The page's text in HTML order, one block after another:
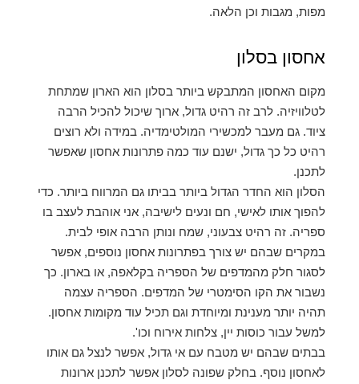
מפות, מגבות וכן הלאה.
אחסון בסלון
מקום האחסון המתבקש ביותר בסלון הוא הארון שמתחת
לטלוויזיה. לרב זה רהיט גדול, ארוך שיכול להכיל הרבה
ציוד. גם מעבר למכשירי המולטימדיה. במידה ולא רוצים
רהיט כל כך גדול, ישנם עוד כמה פתרונות אחסון שאפשר
לתכנן.
הסלון הוא החדר הגדול ביותר בביתו גם המרווח ביותר. כדי
להפוך אותו לאישי, חם ונעים לישיבה, אני אוהבת לעצב בו
ספריה. זה רהיט צבעוני, שמח ונותן הרבה אופי לבית.
במקרים שבהם יש צורך בפתרונות אחסון נוספים, אפשר
לסגור חלק מהמדפים של הספריה בקלאפה, או בארון. כך
נשבור את הקו הסימטרי של המדפים. הספריה עצמה
תהיה יותר מענינת ומיוחדת וגם תכיל עוד מקומות אחסון.
למשל עבור כוסות יין, צלחות אירוח וכו'.
בבתים שבהם יש מטבח עם אי גדול, אפשר לנצל גם אותו
לאחסון נוסף. בחלק שפונה לסלון אפשר לתכנן ארונות